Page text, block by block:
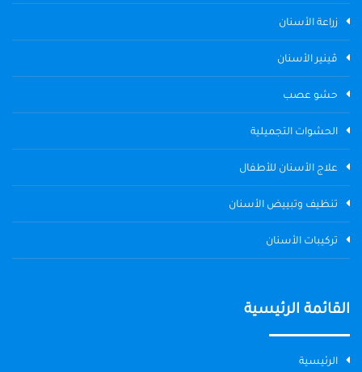
زراعة الأسنان
ڤينير الأسنان
حشو عصب
الحشوات التجميلية
علاج الأسنان للأطفال
تنظيف وتبييض الأسنان
تركيبات الأسنان
القائمة الرئيسية
الرئيسية